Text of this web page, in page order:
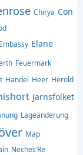
Chirya Con
Elane
Feuermark
Handel Heer Herold
Jarnsfolket
Lageänderung
Map
Neches‘Re